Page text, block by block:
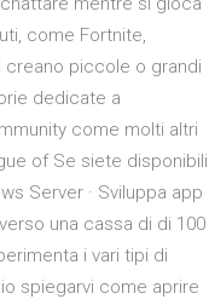
come Fortnite,
creano piccole o grandi
dedicate a
come molti altri
of Se siete disponibili
Server · Sviluppa app
una cassa di di 100
i vari tipi di
spiegarvi come aprire